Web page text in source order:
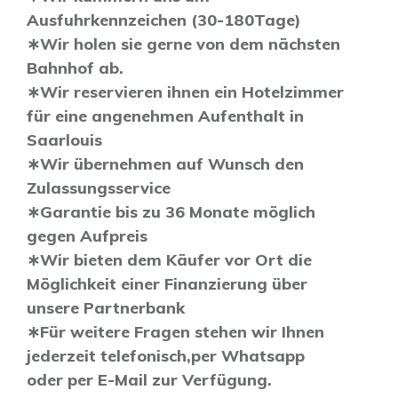
Ausfuhrkennzeichen (30-180Tage)
∗Wir holen sie gerne von dem nächsten
Bahnhof ab.
∗Wir reservieren ihnen ein Hotelzimmer
für eine angenehmen Aufenthalt in
Saarlouis
∗Wir übernehmen auf Wunsch den
Zulassungsservice
∗Garantie bis zu 36 Monate möglich
gegen Aufpreis
∗Wir bieten dem Käufer vor Ort die
Möglichkeit einer Finanzierung über
unsere Partnerbank
∗Für weitere Fragen stehen wir Ihnen
jederzeit telefonisch,per Whatsapp
oder per E-Mail zur Verfügung.